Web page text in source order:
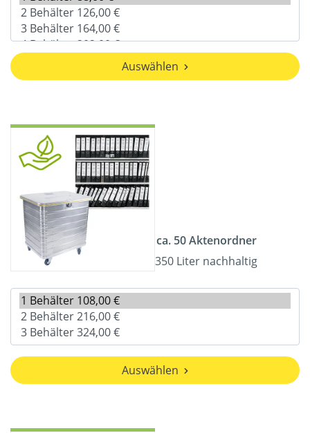
Auswählen
ca. 50 Aktenordner
350 Liter nachhaltig
Auswählen